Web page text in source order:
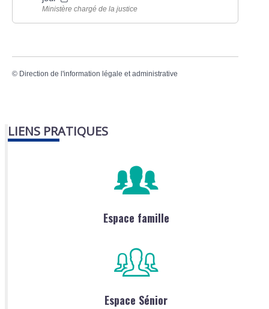
Ministère chargé de la justice
© Direction de l'information légale et administrative
LIENS PRATIQUES
Espace famille
Espace Sénior